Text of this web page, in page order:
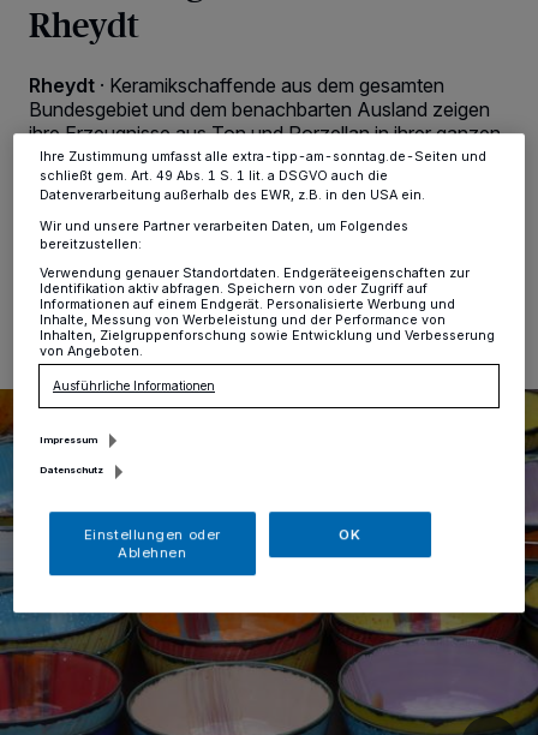
Rheydt
Rheydt · Keramikschaffende aus dem gesamten
Bundesgebiet und dem benachbarten Ausland zeigen
ihre Erzeugnisse aus Ton und Porzellan in ihrer ganzen
Vielfalt: Am 20. und 21. Juli ist wieder Töpfermarkt auf
Schloss Rheydt.
11.07.2024 , 11:11 Uhr Eine Minute Lesezeit
Zwecke. Wenn Tracker deaktiviert sind, sind manche Inhalte und
Anzeigen möglicherweise nicht mehr so relevant für Sie. Sie können
dieses Menü jederzeit wieder aufrufen, um Ihre Einstellungen zu
Einstellungen oder Ablehnen am unteren Rand der Webseite klicken.
Ihre Einstellungen gelten innerhalb unseres Website. Weitere
Informationen finden Sie in unserer Datenschutzerklärung.
Ihre Zustimmung umfasst alle extra-tipp-am-sonntag.de-Seiten und
schließt gem. Art. 49 Abs. 1 S. 1 lit. a DSGVO auch die
Datenverarbeitung außerhalb des EWR, z.B. in den USA ein.
Wir und unsere Partner verarbeiten Daten, um Folgendes
bereitzustellen:
Verwendung genauer Standortdaten. Endgeräteeigenschaften zur
Identifikation aktiv abfragen. Speichern von oder Zugriff auf
Informationen auf einem Endgerät. Personalisierte Werbung und
Inhalte, Messung von Werbeleistung und der Performance von
Inhalten, Zielgruppenforschung sowie Entwicklung und Verbesserung
von Angeboten.
Ausführliche Informationen
Impressum
Datenschutz
Einstellungen oder
Ablehnen
OK